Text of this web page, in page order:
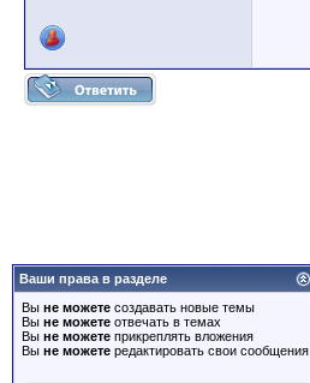
Ваши права в разделе
Вы не можете создавать новые темы
Вы не можете отвечать в темах
Вы не можете прикреплять вложения
Вы не можете редактировать свои сообщения